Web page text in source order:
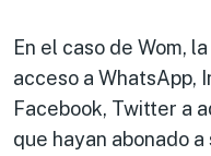
En el caso de Wom,
acceso a WhatsApp,
Facebook, Twitter a
que hayan abonado